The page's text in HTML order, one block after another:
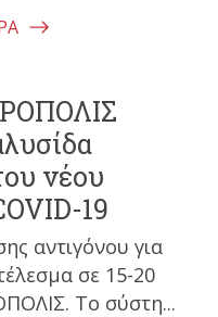
νέου
19
αντιγόνου για
σε 15-20
To σύστη...